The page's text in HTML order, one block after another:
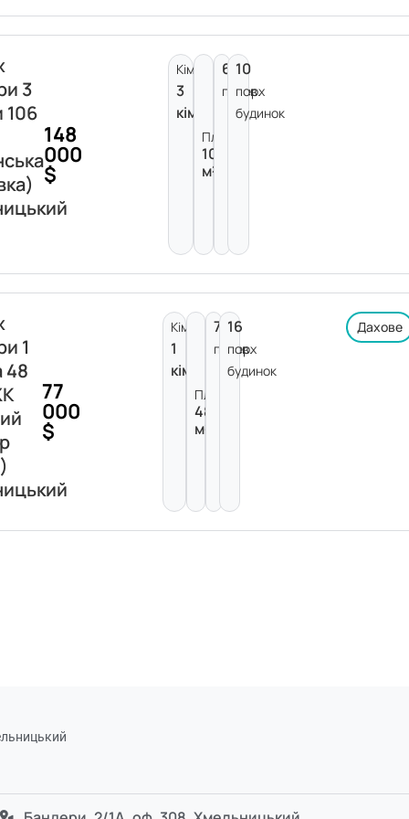
3
106
148
000
$
Кімнат:
3
кімнати
Площа:
106
м²
6
поверх
10
пов.
будинок
1
48
77
000
$
Кімнат:
1
кімната
Площа:
48
м²
7
поверх
16
пов.
будинок
Дахове